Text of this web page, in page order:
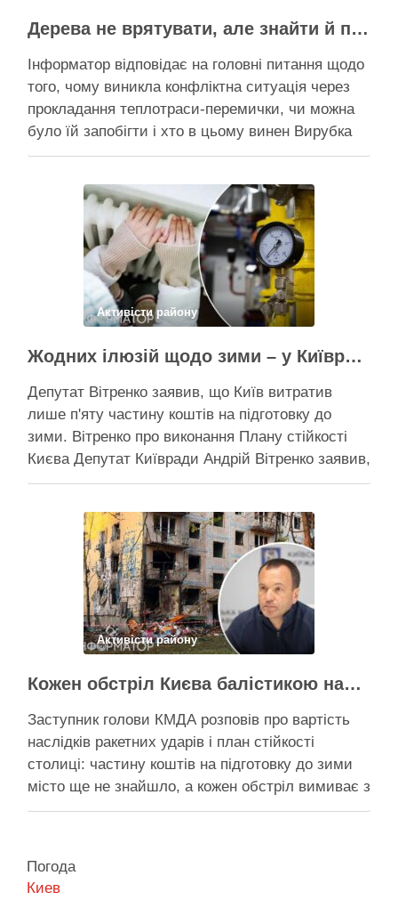
Дерева не врятувати, але знайти й покарати винних треба – головні питання і висновки з конфлікту на Теремках
Інформатор відповідає на головні питання щодо
того, чому виникла конфліктна ситуація через
прокладання теплотраси-перемички, чи можна
було їй запобігти і хто в цьому винен Вирубка
дерев триває, почали й прокладати теплотрасу
суботу, 8 серпня 2026 року, на Теремках у Києві
почалася вже …
Поділитися у соцмережах:
Активісти району
Жодних ілюзій щодо зими – у Київраді закидають, що КМДА виконала План стійкості на 20%
Депутат Вітренко заявив, що Київ витратив
лише п'яту частину коштів на підготовку до
зими. Вітренко про виконання Плану стійкості
Києва Депутат Київради Андрій Вітренко заявив,
що станом на 5 серпня столична влада
трохи більше ніж на 20%. За його словами, до
старту опалювального сезону …
Поділитися у соцмережах:
Активісти району
Кожен обстріл Києва балістикою наносить місту збитків на 300-500 мільйонів – Петро Пантелеєв
Заступник голови КМДА розповів про вартість
наслідків ракетних ударів і план стійкості
столиці: частину коштів на підготовку до зими
місто ще не знайшло, а кожен обстріл вимиває з
казни міста ще більше коштів Балістичний удар
містян …
Погода
Киев